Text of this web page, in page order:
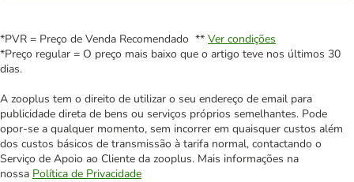
*PVR = Preço de Venda Recomendado ** Ver condições
*Preço regular = O preço mais baixo que o artigo teve nos últimos 30
dias.
A zooplus tem o direito de utilizar o seu endereço de email para
publicidade direta de bens ou serviços próprios semelhantes. Pode
opor-se a qualquer momento, sem incorrer em quaisquer custos além
dos custos básicos de transmissão à tarifa normal, contactando o
Serviço de Apoio ao Cliente da zooplus. Mais informações na
nossa Política de Privacidade